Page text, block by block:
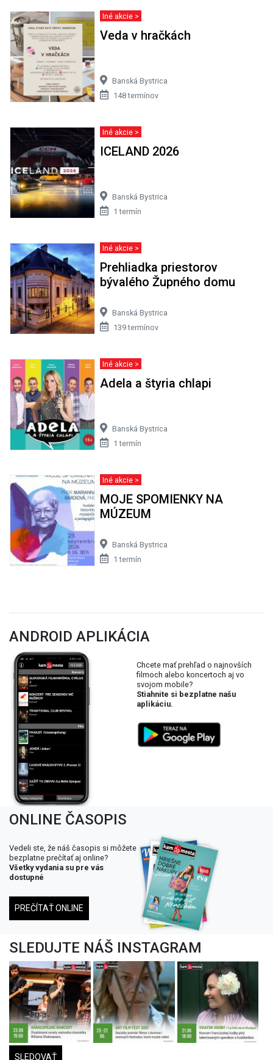
Iné akcie >
Veda v hračkách
Banská Bystrica
148 termínov
Iné akcie >
ICELAND 2026
Banská Bystrica
1 termín
Iné akcie >
Prehliadka priestorov
bývalého Župného domu
Banská Bystrica
139 termínov
Iné akcie >
Adela a štyria chlapi
Banská Bystrica
1 termín
Iné akcie >
MOJE SPOMIENKY NA
MÚZEUM
Banská Bystrica
1 termín
ANDROID APLIKÁCIA
Chcete mať prehľad o najnovších
filmoch alebo koncertoch aj vo
svojom mobile?
Stiahnite si bezplatne našu
aplikáciu.
ONLINE ČASOPIS
Vedeli ste, že náš časopis si môžete
bezplatne prečítať aj online?
Všetky vydania su pre vás
dostupné
PREČÍTAŤ ONLINE
SLEDUJTE NÁŠ INSTAGRAM
SLEDOVAŤ